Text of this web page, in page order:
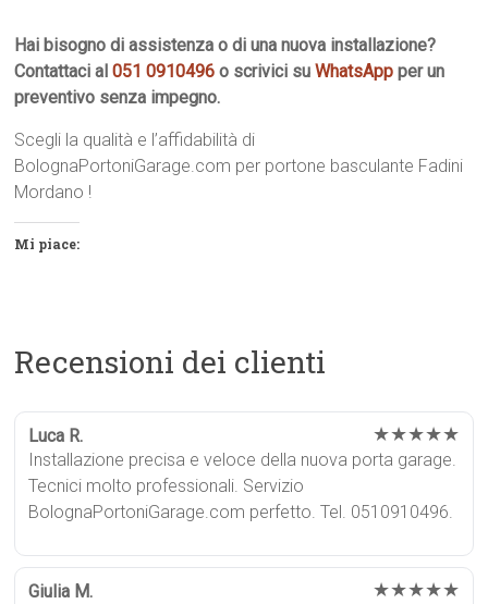
Hai bisogno di assistenza o di una nuova installazione?
Contattaci al051 0910496 o scrivici suWhatsApp per un
preventivo senza impegno.
Scegli la qualità e l’affidabilità di
BolognaPortoniGarage.com per portone basculante Fadini
Mordano !
Mi piace:
Recensioni dei clienti
Luca R. ★★★★★
Installazione precisa e veloce della nuova porta garage.
Tecnici molto professionali. Servizio
BolognaPortoniGarage.com perfetto. Tel. 0510910496.
Giulia M. ★★★★★